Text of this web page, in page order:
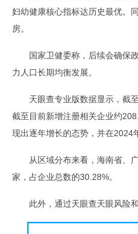
妇幼健康核心指标达历史最优。
房。
国家卫健委称，后续会确保
力人口长期均衡发展。
天眼查专业版数据显示，截
截至目前新增注册相关企业约
现出逐年增长的态势，并在2024
从区域分布来看，海南省、
家，占企业总数的30.28%。
此外，通过天眼查天眼风险